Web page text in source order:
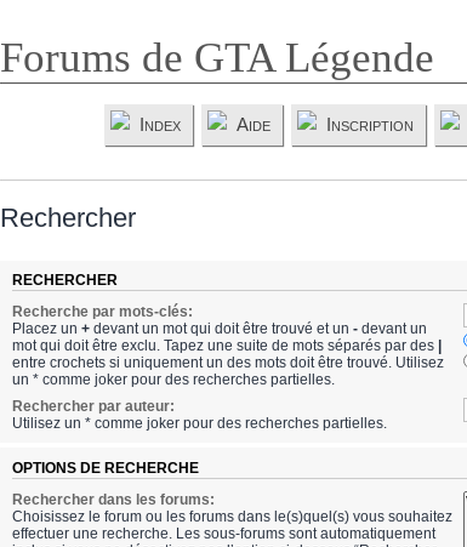
Forums de GTA Légende
Index Aide Inscription
Rechercher
RECHERCHER
Recherche par mots-clés:
Placez un + devant un mot qui doit être trouvé et un - devant un
mot qui doit être exclu. Tapez une suite de mots séparés par des
entre crochets si uniquement un des mots doit être trouvé. Utilisez
un * comme joker pour des recherches partielles.
Rechercher par auteur:
Utilisez un * comme joker pour des recherches partielles.
OPTIONS DE RECHERCHE
Rechercher dans les forums:
Choisissez le forum ou les forums dans le(s)quel(s) vous souhaitez
effectuer une recherche. Les sous-forums sont automatiquement